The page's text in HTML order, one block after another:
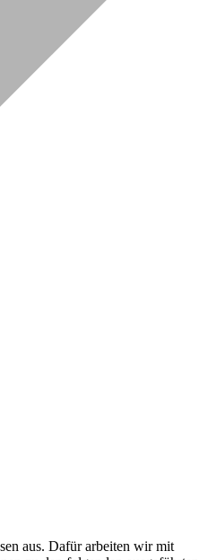
aus. Dafür arbeiten wir mit